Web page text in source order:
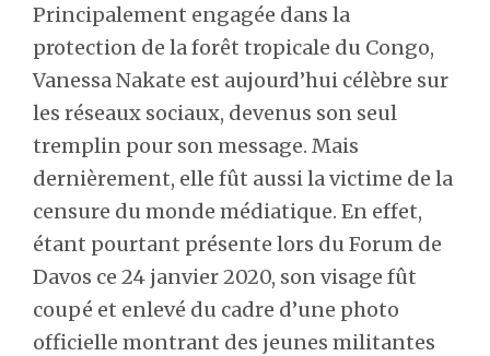
Principalement engagée dans la
protection de la forêt tropicale du Congo,
Vanessa Nakate est aujourd’hui célèbre sur
les réseaux sociaux, devenus son seul
tremplin pour son message. Mais
dernièrement, elle fût aussi la victime de la
censure du monde médiatique. En effet,
étant pourtant présente lors du Forum de
Davos ce 24 janvier 2020, son visage fût
coupé et enlevé du cadre d’une photo
officielle montrant des jeunes militantes